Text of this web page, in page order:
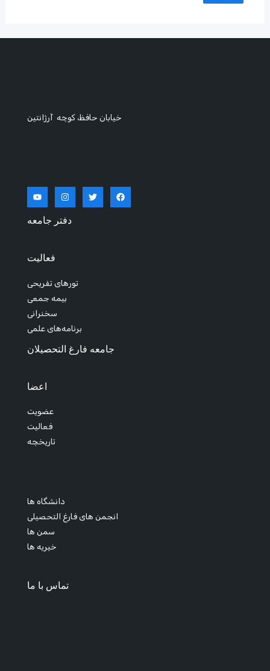
خیابان حافظ، کوچه آرژانتین
دفتر جامعه
فعالیت
تورهای تفریحی
بیمه جمعی
سخنرانی
برنامه‌های علمی
جامعه فارغ التحصیلان
اعضا
عضویت
فعالیت
تاریخچه
دانشگاه ها
انجمن های فارغ التحصیلی
سمن ها
خیریه ها
تماس با ما